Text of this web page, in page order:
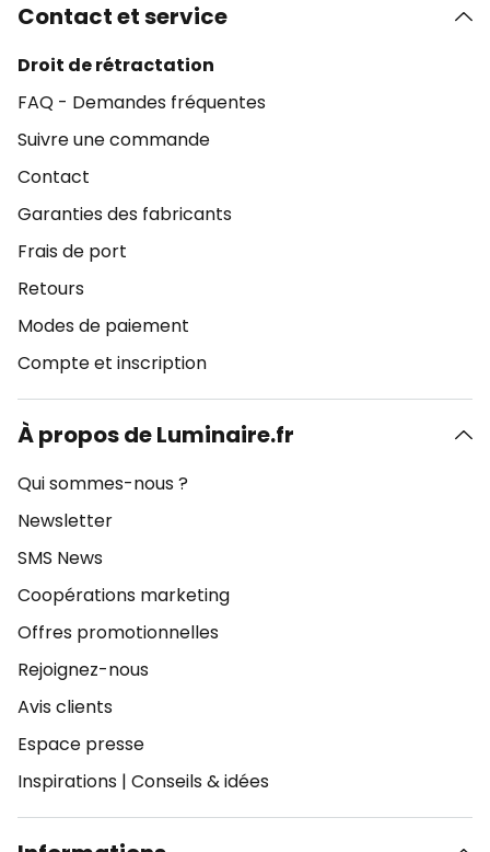
Contact et service
Droit de rétractation
FAQ - Demandes fréquentes
Suivre une commande
Contact
Garanties des fabricants
Frais de port
Retours
Modes de paiement
Compte et inscription
À propos de Luminaire.fr
Qui sommes-nous ?
Newsletter
SMS News
Coopérations marketing
Offres promotionnelles
Rejoignez-nous
Avis clients
Espace presse
Inspirations | Conseils & idées